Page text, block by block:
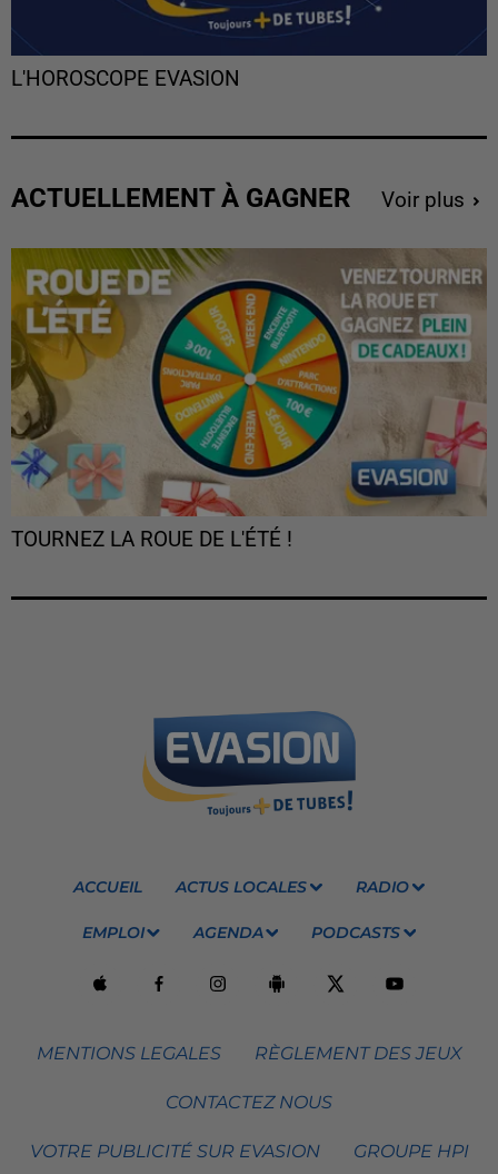
L'HOROSCOPE EVASION
ACTUELLEMENT À GAGNER Voir plus
TOURNEZ LA ROUE DE L'ÉTÉ !
ACCUEIL ACTUS LOCALES RADIO
EMPLOI AGENDA PODCASTS
MENTIONS LEGALES RÈGLEMENT DES JEUX
CONTACTEZ NOUS
VOTRE PUBLICITÉ SUR EVASION GROUPE HPI